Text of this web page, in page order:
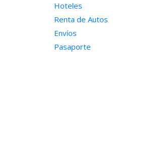
Hoteles
Renta de Autos
Envíos
Pasaporte